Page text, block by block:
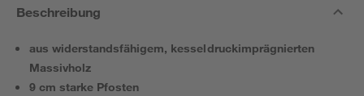
Beschreibung
aus widerstandsfähigem, kesseldruckimprägnierten
Massivholz
9 cm starke Pfosten